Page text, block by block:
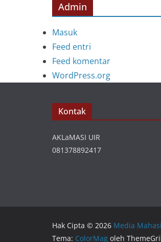
Admin
Masuk
Feed entri
Feed komentar
WordPress.org
Kontak
AKLaMASI UIR
081378892417
Hak Cipta © 2026 Media
Tema: ColorMag oleh